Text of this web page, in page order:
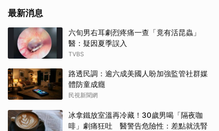
最新消息
六旬男右耳劇烈疼痛一查「竟有活昆蟲」
醫：疑因夏季誤入
TVBS
路透民調：逾六成美國人盼加強監管社群媒
體防童成癮
民視新聞網
冰拿鐵放室溫再冷藏！30歲男喝「隔夜咖
啡」劇痛狂吐 醫警告危險性：差點就洗腎